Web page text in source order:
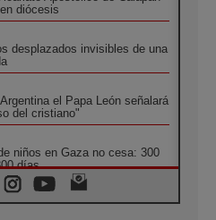
diócesis
desplazados invisibles de una
el Papa León señalará
del cristiano"
niños en Gaza no cesa: 300
días
desfigura el mundo, solo la